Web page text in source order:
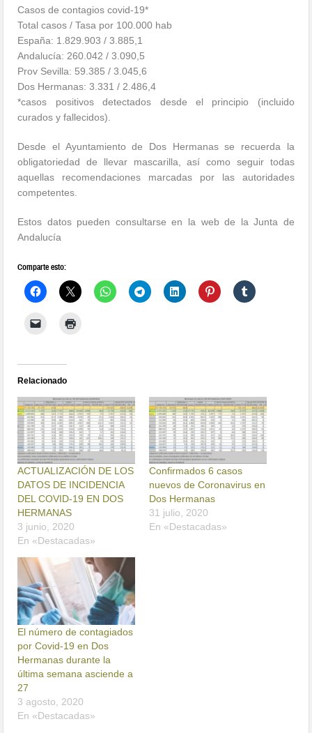
Casos de contagios covid-19*
Total casos / Tasa por 100.000 hab
España: 1.829.903 / 3.885,1
Andalucía: 260.042 / 3.090,5
Prov Sevilla: 59.385 / 3.045,6
Dos Hermanas: 3.331 / 2.486,4
*casos positivos detectados desde el principio (incluido
curados y fallecidos).
Desde el Ayuntamiento de Dos Hermanas se recuerda la
obligatoriedad de llevar mascarilla, así como seguir todas
aquellas recomendaciones marcadas por las autoridades
competentes.
Estos datos pueden consultarse en la web de la Junta de
Andalucía
Comparte esto:
Relacionado
ACTUALIZACIÓN DE LOS
DATOS DE INCIDENCIA
DEL COVID-19 EN DOS
HERMANAS
3 junio, 2020
En «Destacadas»
Confirmados 6 casos
nuevos de Coronavirus en
Dos Hermanas
31 julio, 2020
En «Destacadas»
El número de contagiados
por Covid-19 en Dos
Hermanas durante la
última semana asciende a
27
3 agosto, 2020
En «Destacadas»